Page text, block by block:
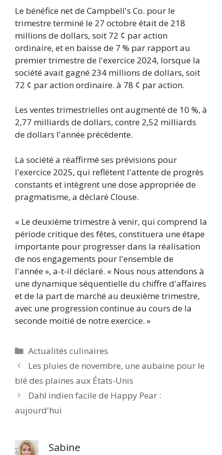
Le bénéfice net de Campbell's Co. pour le
trimestre terminé le 27 octobre était de 218
millions de dollars, soit 72 ¢ par action
ordinaire, et en baisse de 7 % par rapport au
premier trimestre de l'exercice 2024, lorsque la
société avait gagné 234 millions de dollars, soit
72 ¢ par action ordinaire. à 78 ¢ par action.
Les ventes trimestrielles ont augmenté de 10 %, à
2,77 milliards de dollars, contre 2,52 milliards
de dollars l'année précédente.
La société a réaffirmé ses prévisions pour
l'exercice 2025, qui reflètent l'attente de progrès
constants et intègrent une dose appropriée de
pragmatisme, a déclaré Clouse.
« Le deuxième trimestre à venir, qui comprend la
période critique des fêtes, constituera une étape
importante pour progresser dans la réalisation
de nos engagements pour l'ensemble de
l'année », a-t-il déclaré. « Nous nous attendons à
une dynamique séquentielle du chiffre d'affaires
et de la part de marché au deuxième trimestre,
avec une progression continue au cours de la
seconde moitié de notre exercice. »
Catégories
Actualités culinaires
Les pluies de novembre, une aubaine pour le
blé des plaines aux États-Unis
Dahl indien facile de Happy Pear :
aujourd'hui
Sabine